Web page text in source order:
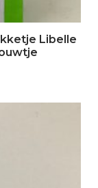
Libelle